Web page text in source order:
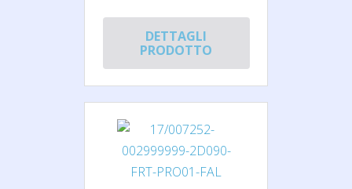
DETTAGLI
PRODOTTO